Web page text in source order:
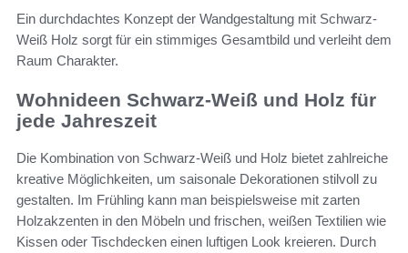
Ein durchdachtes Konzept der Wandgestaltung mit Schwarz-
Weiß Holz sorgt für ein stimmiges Gesamtbild und verleiht dem
Raum Charakter.
Wohnideen Schwarz-Weiß und Holz für
jede Jahreszeit
Die Kombination von Schwarz-Weiß und Holz bietet zahlreiche
kreative Möglichkeiten, um saisonale Dekorationen stilvoll zu
gestalten. Im Frühling kann man beispielsweise mit zarten
Holzakzenten in den Möbeln und frischen, weißen Textilien wie
Kissen oder Tischdecken einen luftigen Look kreieren. Durch